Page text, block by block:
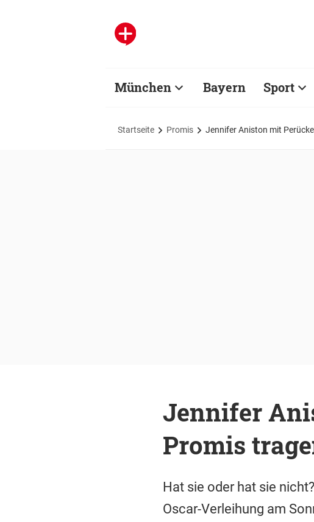
München Bayern Sport
Startseite Promis Jennifer Aniston mit
Jennifer
Promis
Hat sie oder hat sie
Oscar-Verleihung am